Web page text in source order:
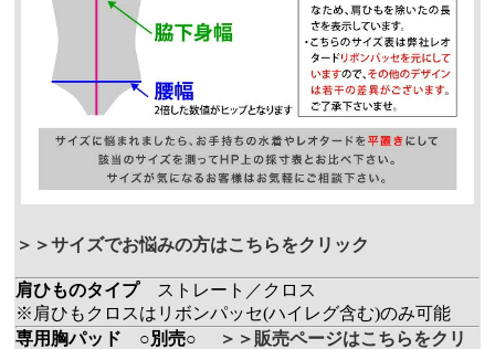
＞＞サイズでお悩みの方はこちらをクリック
肩ひものタイプストレート／クロス
※肩ひもクロスはリボンパッセ(ハイレグ含む)のみ可能
専用胸パッド ○別売○
＞＞販売ページはこちらをクリ